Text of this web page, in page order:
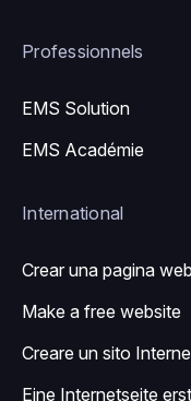
Professionnels
EMS Solution
EMS Académie
International
Crear una pagina web
Make a free website
Creare un sito
Eine Internetseite